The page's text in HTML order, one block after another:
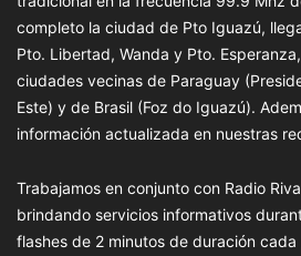
completo la ciudad de Pto Iguazú,
Pto. Libertad, Wanda y Pto.
ciudades vecinas de Paraguay
Este) y de Brasil (Foz do Iguazú).
información actualizada en nuestras
Trabajamos en conjunto con Radio
brindando servicios informativos
flashes de 2 minutos de duración